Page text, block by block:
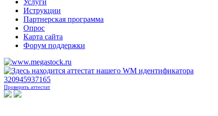
Услуги
Иструкции
Партнерская программа
Опрос
Карта сайта
Форум поддержки
Проверить аттестат